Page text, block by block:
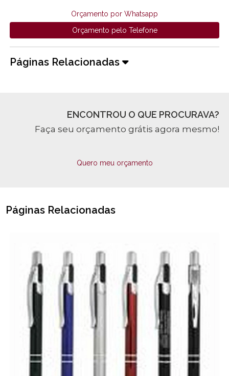
Orçamento por Whatsapp
Orçamento pelo Telefone
Páginas Relacionadas
ENCONTROU O QUE PROCURAVA?
Faça seu orçamento grátis agora mesmo!
Quero meu orçamento
Páginas Relacionadas